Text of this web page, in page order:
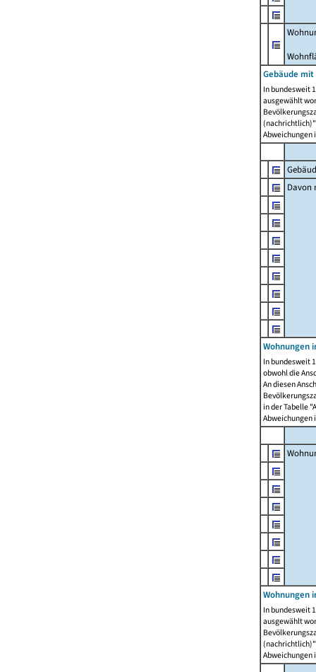
Gebäude
In bundesweit
ausgewählt
Abweichungen
Davon
Wohnungen
In bundesweit
obwohl die
An diesen
in der Tabelle
Abweichungen
Wohnungen
In bundesweit
ausgewählt
Abweichungen